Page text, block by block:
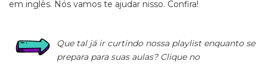
em inglês. Nós vamos te ajudar nisso. Confira!
Que tal já ir curtindo nossa playlist enquanto se
prepara para suas aulas? Clique no